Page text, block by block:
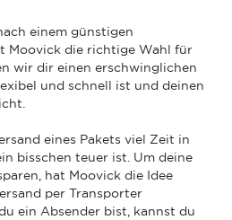
einem günstigen
Moovick die richtige Wahl für
wir dir einen erschwinglichen
und schnell ist und deinen
eines Pakets viel Zeit in
bisschen teuer ist. Um deine
hat Moovick die Idee
per Transporter
ein Absender bist, kannst du